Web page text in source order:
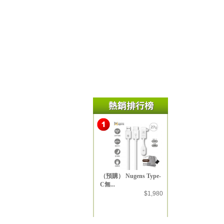
（預購） Nugens Type-
C無...
$1,980